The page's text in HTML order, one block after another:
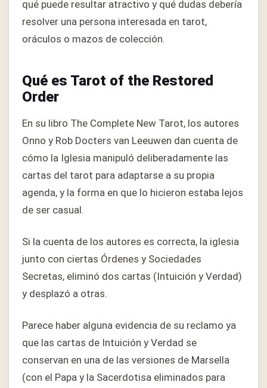
qué puede resultar atractivo y qué dudas debería
resolver una persona interesada en tarot,
oráculos o mazos de colección.
Qué es Tarot of the Restored
Order
En su libro The Complete New Tarot, los autores
Onno y Rob Docters van Leeuwen dan cuenta de
cómo la Iglesia manipuló deliberadamente las
cartas del tarot para adaptarse a su propia
agenda, y la forma en que lo hicieron estaba lejos
de ser casual.
Si la cuenta de los autores es correcta, la iglesia
junto con ciertas Órdenes y Sociedades
Secretas, eliminó dos cartas (Intuición y Verdad)
y desplazó a otras.
Parece haber alguna evidencia de su reclamo ya
que las cartas de Intuición y Verdad se
conservan en una de las versiones de Marsella
(con el Papa y la Sacerdotisa eliminados para